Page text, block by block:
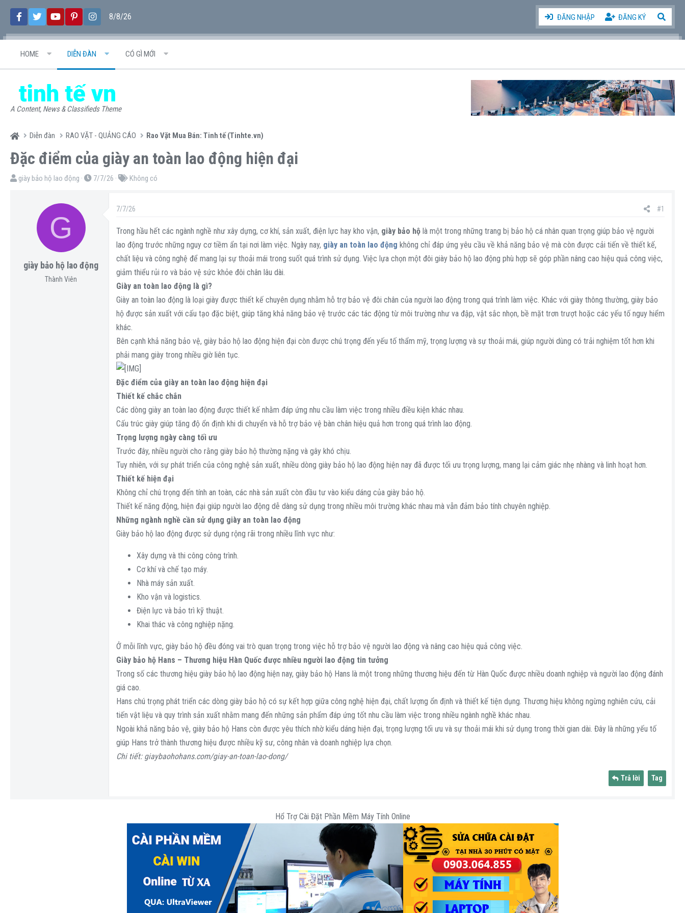
8/8/26 ĐĂNG NHẬP ĐĂNG KÝ
HOME DIỄN ĐÀN CÓ GÌ MỚI
A Content, News & Classifieds Theme
Diễn đàn RAO VẶT - QUẢNG CÁO Rao Vặt Mua Bán: Tinh tế (Tinhte.vn)
Đặc điểm của giày an toàn lao động hiện đại
T
giày bảo hộ lao động
N
7/7/26
T
ó
a
Không có
G
giày bảo hộ lao động
Thành Viên
7/7/26 #1
Trong hầu hết các ngành nghề như xây dựng, cơ khí, sản xuất, điện lực hay kho vận, giày bảo hộ là một trong những trang bị bảo hộ cá nhân quan trọng giúp bảo vệ người
lao động trước những nguy cơ tiềm ẩn tại nơi làm việc. Ngày nay, giày an toàn lao động không chỉ đáp ứng yêu cầu về khả năng bảo vệ mà còn được cải tiến về thiết kế,
chất liệu và công nghệ để mang lại sự thoải mái trong suốt quá trình sử dụng. Việc lựa chọn một đôi giày bảo hộ lao động phù hợp sẽ góp phần nâng cao hiệu quả công việc,
giảm thiểu rủi ro và bảo vệ sức khỏe đôi chân lâu dài.
Giày an toàn lao động là gì?
Giày an toàn lao động là loại giày được thiết kế chuyên dụng nhằm hỗ trợ bảo vệ đôi chân của người lao động trong quá trình làm việc. Khác với giày thông thường, giày bảo
hộ được sản xuất với cấu tạo đặc biệt, giúp tăng khả năng bảo vệ trước các tác động từ môi trường như va đập, vật sắc nhọn, bề mặt trơn trượt hoặc các yếu tố nguy hiểm
khác.
Bên cạnh khả năng bảo vệ, giày bảo hộ lao động hiện đại còn được chú trọng đến yếu tố thẩm mỹ, trọng lượng và sự thoải mái, giúp người dùng có trải nghiệm tốt hơn khi
phải mang giày trong nhiều giờ liên tục.
Đặc điểm của giày an toàn lao động hiện đại
Thiết kế chắc chắn
Các dòng giày an toàn lao động được thiết kế nhằm đáp ứng nhu cầu làm việc trong nhiều điều kiện khác nhau.
Cấu trúc giày giúp tăng độ ổn định khi di chuyển và hỗ trợ bảo vệ bàn chân hiệu quả hơn trong quá trình lao động.
Trọng lượng ngày càng tối ưu
Trước đây, nhiều người cho rằng giày bảo hộ thường nặng và gây khó chịu.
Tuy nhiên, với sự phát triển của công nghệ sản xuất, nhiều dòng giày bảo hộ lao động hiện nay đã được tối ưu trọng lượng, mang lại cảm giác nhẹ nhàng và linh hoạt hơn.
Thiết kế hiện đại
Không chỉ chú trọng đến tính an toàn, các nhà sản xuất còn đầu tư vào kiểu dáng của giày bảo hộ.
Thiết kế năng động, hiện đại giúp người lao động dễ dàng sử dụng trong nhiều môi trường khác nhau mà vẫn đảm bảo tính chuyên nghiệp.
Những ngành nghề cần sử dụng giày an toàn lao động
Giày bảo hộ lao động được sử dụng rộng rãi trong nhiều lĩnh vực như:
Xây dựng và thi công công trình.
Cơ khí và chế tạo máy.
Nhà máy sản xuất.
Kho vận và logistics.
Điện lực và bảo trì kỹ thuật.
Khai thác và công nghiệp nặng.
Ở mỗi lĩnh vực, giày bảo hộ đều đóng vai trò quan trọng trong việc hỗ trợ bảo vệ người lao động và nâng cao hiệu quả công việc.
Giày bảo hộ Hans – Thương hiệu Hàn Quốc được nhiều người lao động tin tưởng
Trong số các thương hiệu giày bảo hộ lao động hiện nay, giày bảo hộ Hans là một trong những thương hiệu đến từ Hàn Quốc được nhiều doanh nghiệp và người lao động đánh
giá cao.
Hans chú trọng phát triển các dòng giày bảo hộ có sự kết hợp giữa công nghệ hiện đại, chất lượng ổn định và thiết kế tiện dụng. Thương hiệu không ngừng nghiên cứu, cải
tiến vật liệu và quy trình sản xuất nhằm mang đến những sản phẩm đáp ứng tốt nhu cầu làm việc trong nhiều ngành nghề khác nhau.
Ngoài khả năng bảo vệ, giày bảo hộ Hans còn được yêu thích nhờ kiểu dáng hiện đại, trọng lượng tối ưu và sự thoải mái khi sử dụng trong thời gian dài. Đây là những yếu tố
giúp Hans trở thành thương hiệu được nhiều kỹ sư, công nhân và doanh nghiệp lựa chọn.
Chi tiết: giaybaohohans.com/giay-an-toan-lao-dong/
Trả lời Tag
Hổ Trợ Cài Đặt Phần Mềm Máy Tính Online